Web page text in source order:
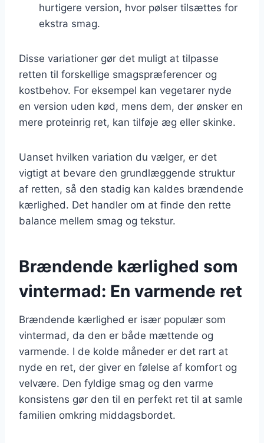
hurtigere version, hvor pølser tilsættes for
ekstra smag.
Disse variationer gør det muligt at tilpasse
retten til forskellige smagspræferencer og
kostbehov. For eksempel kan vegetarer nyde
en version uden kød, mens dem, der ønsker en
mere proteinrig ret, kan tilføje æg eller skinke.
Uanset hvilken variation du vælger, er det
vigtigt at bevare den grundlæggende struktur
af retten, så den stadig kan kaldes brændende
kærlighed. Det handler om at finde den rette
balance mellem smag og tekstur.
Brændende kærlighed som
vintermad: En varmende ret
Brændende kærlighed er især populær som
vintermad, da den er både mættende og
varmende. I de kolde måneder er det rart at
nyde en ret, der giver en følelse af komfort og
velvære. Den fyldige smag og den varme
konsistens gør den til en perfekt ret til at samle
familien omkring middagsbordet.